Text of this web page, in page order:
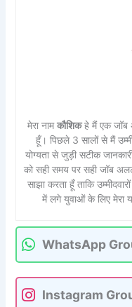
मेरा नामकौशिकहे मैं एक जॉब
हूँ। पिछले 3 सालों से मैं
योग्यता से जुड़ी सटीक
को सही समय पर सही जॉब
साझा करता हूँ ताकि
में लगे युवाओं के लिए मेरा यह
WhatsApp
Instagram